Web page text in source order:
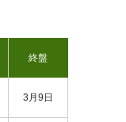
終盤
3月9日